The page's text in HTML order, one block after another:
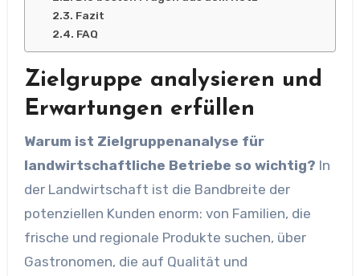
Fazit
FAQ
Zielgruppe analysieren und
Erwartungen erfüllen
Warum ist Zielgruppenanalyse für
landwirtschaftliche Betriebe so wichtig? In
der Landwirtschaft ist die Bandbreite der
potenziellen Kunden enorm: von Familien, die
frische und regionale Produkte suchen, über
Gastronomen, die auf Qualität und